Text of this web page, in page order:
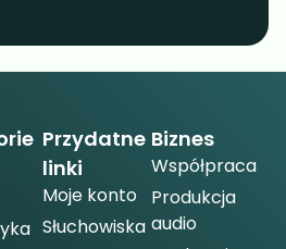
Przydatne
linki
Moje konto
Słuchowiska
Biznes
Współpraca
Produkcja
audio